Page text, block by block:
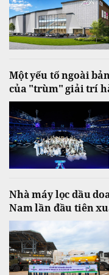
Một yếu tố ngoài
của "trùm" giải trí
Nhà máy lọc dầu
Nam lần đầu tiên